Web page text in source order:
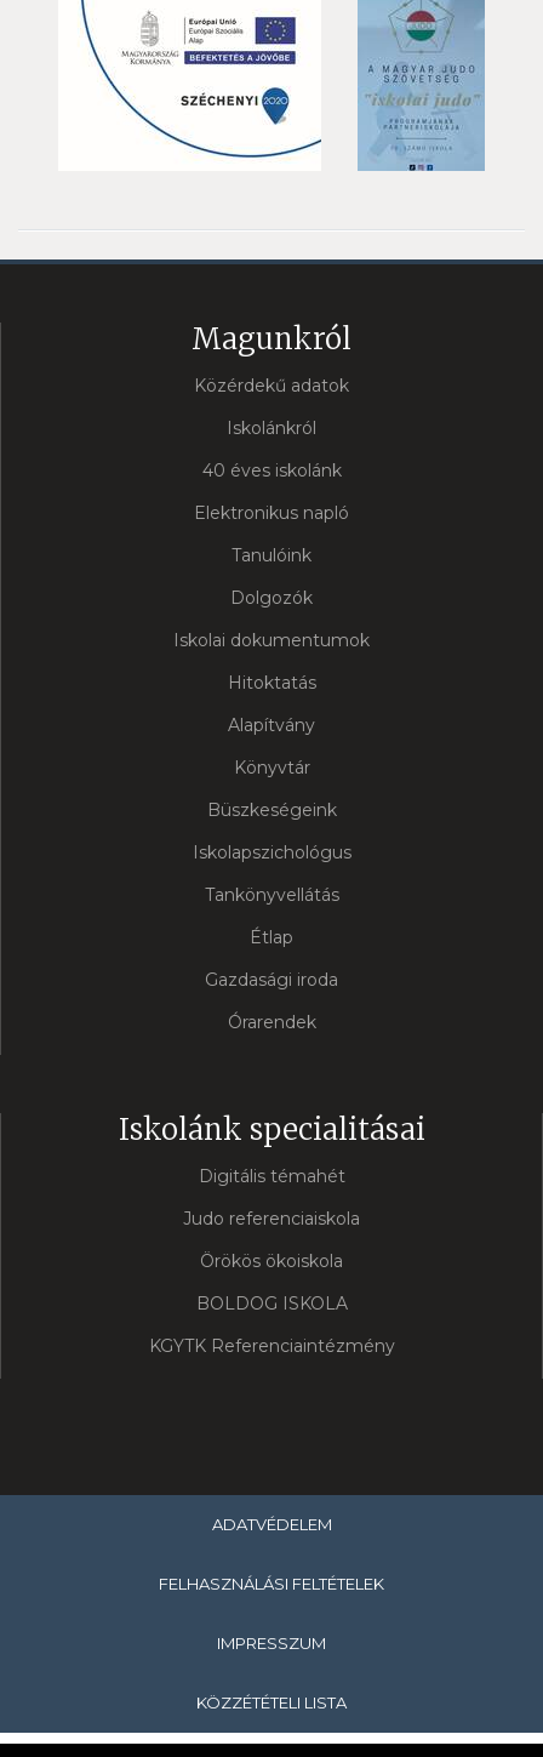
Magunkról
Közérdekű adatok
Iskolánkról
40 éves iskolánk
Elektronikus napló
Tanulóink
Dolgozók
Iskolai dokumentumok
Hitoktatás
Alapítvány
Könyvtár
Büszkeségeink
Iskolapszichológus
Tankönyvellátás
Étlap
Gazdasági iroda
Órarendek
Iskolánk specialitásai
Digitális témahét
Judo referenciaiskola
Örökös ökoiskola
BOLDOG ISKOLA
KGYTK Referenciaintézmény
ADATVÉDELEM
FELHASZNÁLÁSI FELTÉTELEK
IMPRESSZUM
KÖZZÉTÉTELI LISTA